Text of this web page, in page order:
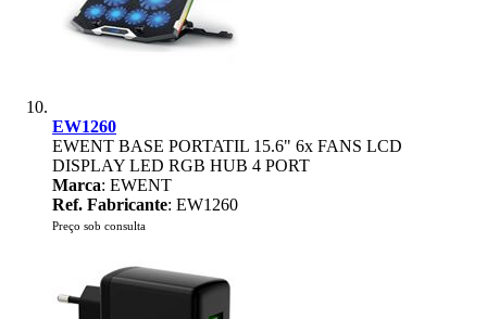
EW1260
EWENT BASE PORTATIL 15.6" 6x FANS LCD
DISPLAY LED RGB HUB 4 PORT
Marca: EWENT
Ref. Fabricante: EW1260
Preço sob consulta